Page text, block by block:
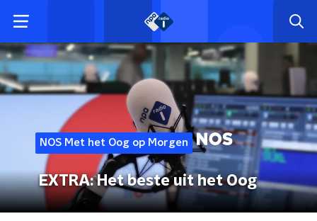
NOS Met het Oog op Morgen
EXTRA: Het beste uit het Oog